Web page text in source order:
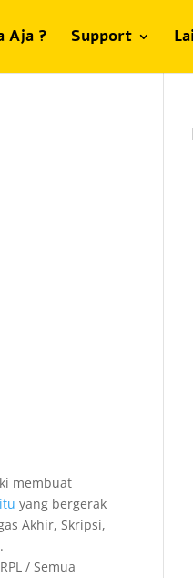
Aja ? Support
membuat
yang bergerak
Akhir, Skripsi,
/ Semua